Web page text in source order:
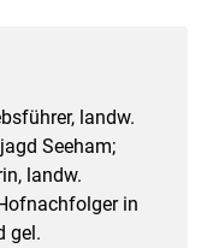
landw.
Seeham;
landw.
in
gel.